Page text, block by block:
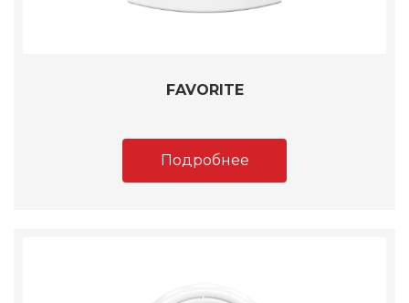
FAVORITE
Подробнее